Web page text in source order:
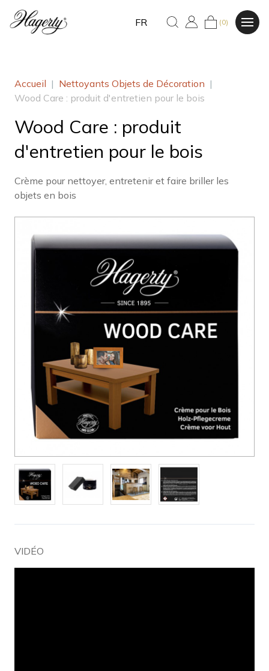
FR (0)
Accueil | Nettoyants Objets de Décoration |
Wood Care : produit d'entretien pour le bois
Wood Care : produit
d'entretien pour le bois
Crème pour nettoyer, entretenir et faire briller les
objets en bois
VIDÉO